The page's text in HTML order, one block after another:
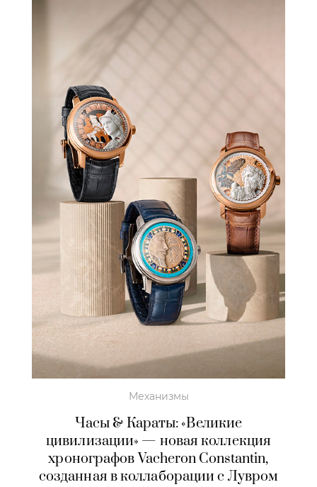
Механизмы
Часы & Караты: «Великие
цивилизации» — новая коллекция
хронографов Vacheron Constantin,
созданная в коллаборации с Лувром